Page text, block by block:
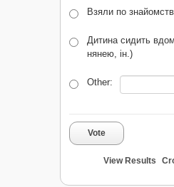
Взяли по
Дитина сидить
нянею, ін.)
Other:
Vote
View Results